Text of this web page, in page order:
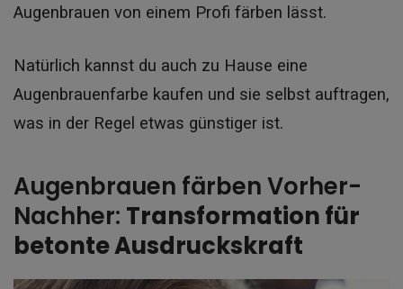
Augenbrauen von einem Profi färben lässt.
Natürlich kannst du auch zu Hause eine
Augenbrauenfarbe kaufen und sie selbst auftragen,
was in der Regel etwas günstiger ist.
Augenbrauen färben Vorher-
Nachher: Transformation für
betonte Ausdruckskraft